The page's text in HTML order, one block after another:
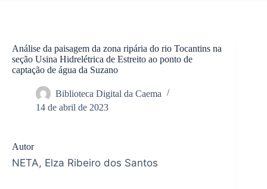
Análise da paisagem da zona ripária do rio Tocantins na
seção Usina Hidrelétrica de Estreito ao ponto de
captação de água da Suzano
Biblioteca Digital da Caema
14 de abril de 2023
Autor
NETA, Elza Ribeiro dos Santos